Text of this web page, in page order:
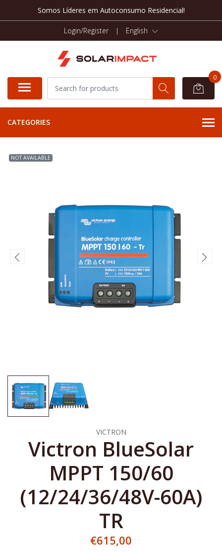
Somos Líderes em Autoconsumo Residencial!
Login/Register | English
0
CATEGORIES
NOT AVAILABLE
VICTRON
Victron BlueSolar
MPPT 150/60
(12/24/36/48V-60A)
TR
€615,00